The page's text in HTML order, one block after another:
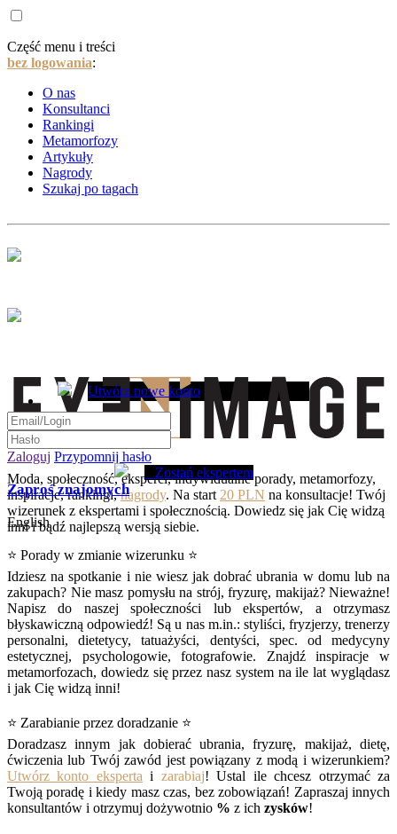
Część menu i treści
bez logowania:
O nas
Konsultanci
Rankingi
Metamorfozy
Artykuły
Nagrody
Szukaj po tagach
Moda, społeczność, eksperci, indywidualne porady, metamorfozy,
inspiracje, rankingi,nagrody. Na start 20 PLN na konsultacje! Twój
wizerunek z ekspertami i społecznością. Dowiedz się jak Cię widzą
inni i bądź najlepszą wersją siebie.
Utwórz nowe konto
Zaloguj Przypomnij hasło
Zostań ekspertem
Zaproś znajomych
English
⭐ Porady w zmianie wizerunku ⭐
Idziesz na spotkanie i nie wiesz jak dobrać ubrania w domu lub na
zakupach? Nie masz pomysłu na strój, fryzurę, makijaż? Nieważne!
Napisz do naszej społeczności lub ekspertów, a otrzymasz
błyskawiczną odpowiedź! Są u nas m.in.: styliści, fryzjerzy, trenerzy
personalni, dietetycy, tatuażyści, dentyści, spec. od medycyny
estetycznej, psychologowie, fotografowie. Znajdź inspiracje w
metamorfozach, dowiedz się przez nasz system na ile lat wyglądasz
i jak Cię widzą inni!
⭐ Zarabianie przez doradzanie ⭐
Doradzasz innym jak dobierać ubrania, fryzurę, makijaż, dietę,
ćwiczenia lub Twój zawód jest powiązany z modą i wizerunkiem?
Utwórz konto eksperta i zarabiaj! Ustal ile chcesz otrzymać za
Twoją poradę i kiedy masz czas, bez zobowiązań! Zapraszaj innych
konsultantów i otrzymuj dożywotnio % z ich zysków!